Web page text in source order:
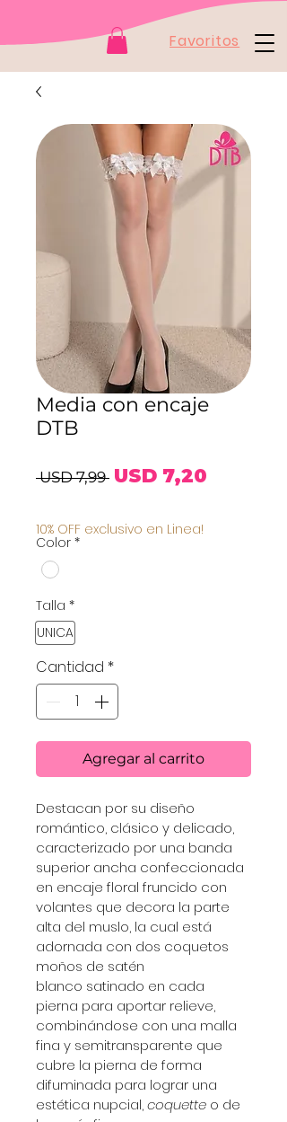
Favoritos
Media con encaje
DTB
USD 7,99 Precio
USD 7,20
10% OFF exclusivo en Linea!
Color *
Talla *
UNICA
Cantidad *
Agregar al carrito
Destacan por su diseño
romántico, clásico y delicado,
caracterizado por una banda
superior ancha confeccionada
en encaje floral fruncido con
volantes que decora la parte
alta del muslo, la cual está
adornada con dos coquetos
moños de satén
blanco satinado en cada
pierna para aportar relieve,
combinándose con una malla
fina y semitransparente que
cubre la pierna de forma
difuminada para lograr una
estética nupcial, coquette o de